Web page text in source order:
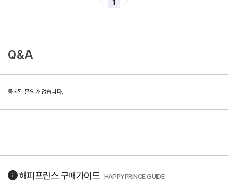
Q&A
등록된 문의가 없습니다.
해피프린스구매가이드 HAPPYPRINCE GUIDE